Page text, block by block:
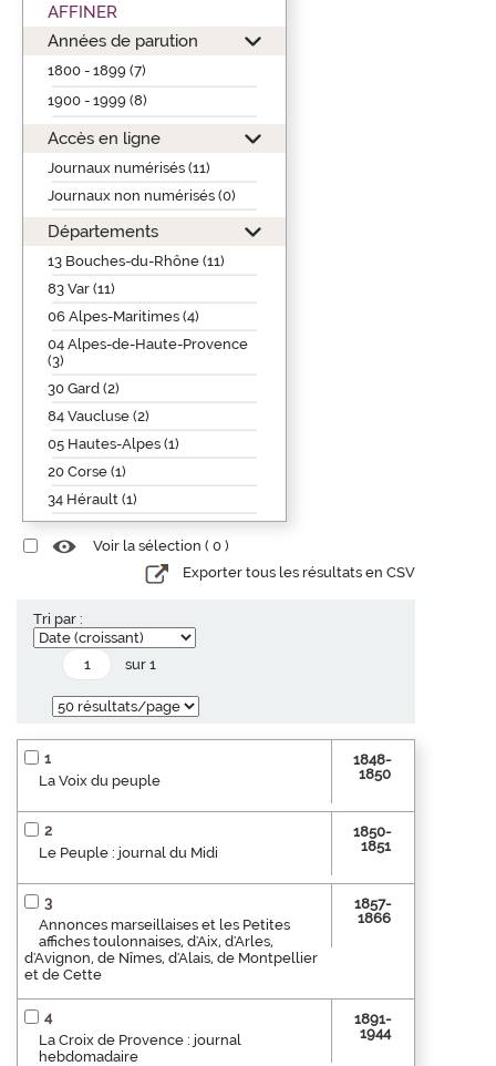
AFFINER
Années de parution
1800 - 1899 (7)
1900 - 1999 (8)
Accès en ligne
Journaux numérisés (11)
Journaux non numérisés (0)
Départements
13 Bouches-du-Rhône (11)
83 Var (11)
06 Alpes-Maritimes (4)
04 Alpes-de-Haute-Provence
(3)
30 Gard (2)
84 Vaucluse (2)
05 Hautes-Alpes (1)
20 Corse (1)
34 Hérault (1)
Voir la sélection ( 0 )
Exporter tous les résultats en CSV
Tri par :
sur 1
1
La Voix du peuple
1848-
1850
2
Le Peuple : journal du Midi
1850-
1851
3
Annonces marseillaises et les Petites
affiches toulonnaises, d'Aix, d'Arles,
d'Avignon, de Nîmes, d'Alais, de Montpellier
et de Cette
1857-
1866
4
La Croix de Provence : journal
hebdomadaire
1891-
1944